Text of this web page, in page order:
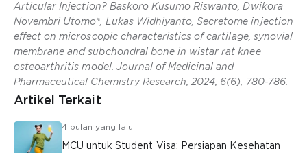
Articular Injection? Baskoro Kusumo Riswanto, Dwikora
Novembri Utomo*, Lukas Widhiyanto, Secretome injection
effect on microscopic characteristics of cartilage, synovial
membrane and subchondral bone in wistar rat knee
osteoarthritis model. Journal of Medicinal and
Pharmaceutical Chemistry Research, 2024, 6(6), 780-786.
Artikel Terkait
4 bulan yang lalu
MCU untuk Student Visa: Persiapan Kesehatan